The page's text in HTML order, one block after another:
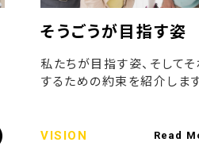
そうごうが目指す姿
私たちが目指す姿、そして
するための約束を紹介します
VISION Read